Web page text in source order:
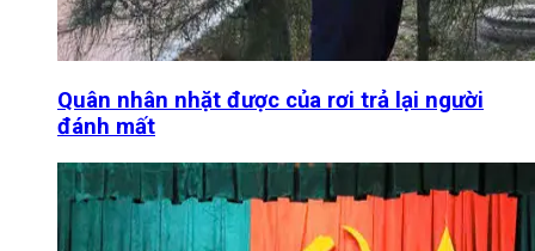
Quân nhân nhặt được của rơi trả lại người
đánh mất